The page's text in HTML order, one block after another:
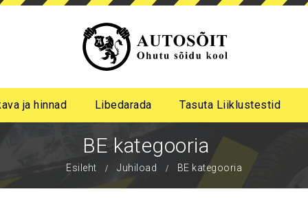
ja hinnad Libedarada Tasuta Liiklustestid
BE kategooria
Esileht Juhiload BE kategooria